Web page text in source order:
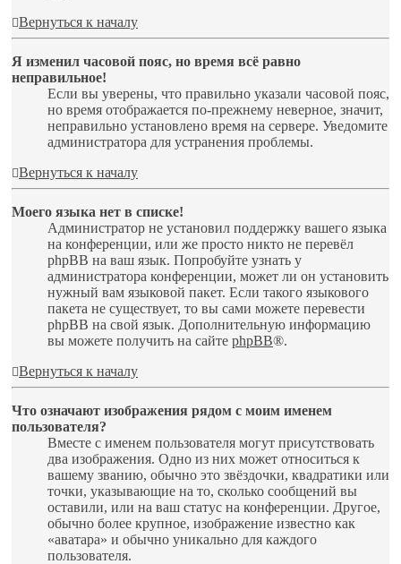
Вернуться к началу
Я изменил часовой пояс, но время всё равно
неправильное!
Если вы уверены, что правильно указали часовой пояс,
но время отображается по-прежнему неверное, значит,
неправильно установлено время на сервере. Уведомите
администратора для устранения проблемы.
Вернуться к началу
Моего языка нет в списке!
Администратор не установил поддержку вашего языка
на конференции, или же просто никто не перевёл
phpBB на ваш язык. Попробуйте узнать у
администратора конференции, может ли он установить
нужный вам языковой пакет. Если такого языкового
пакета не существует, то вы сами можете перевести
phpBB на свой язык. Дополнительную информацию
вы можете получить на сайте phpBB®.
Вернуться к началу
Что означают изображения рядом с моим именем
пользователя?
Вместе с именем пользователя могут присутствовать
два изображения. Одно из них может относиться к
вашему званию, обычно это звёздочки, квадратики или
точки, указывающие на то, сколько сообщений вы
оставили, или на ваш статус на конференции. Другое,
обычно более крупное, изображение известно как
«аватара» и обычно уникально для каждого
пользователя.